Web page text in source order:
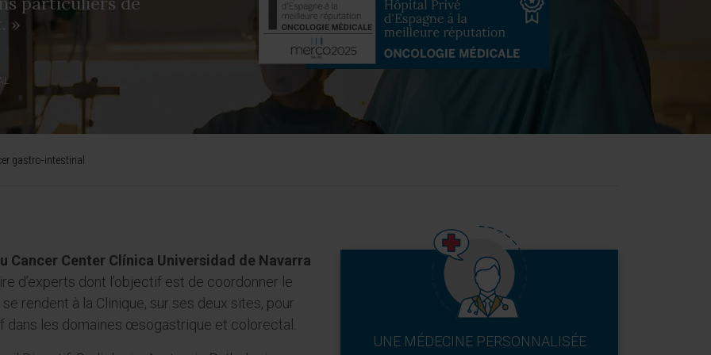
»
gastro-intestinal
Center Clínica Universidad de Navarra
d’experts dont l’objectif est de coordonner le
rendent à la Clinique, sur ses deux sites, pour
les domaines œsogastrique et colorectal.
UNE MÉDECINE PERSONNALISÉE